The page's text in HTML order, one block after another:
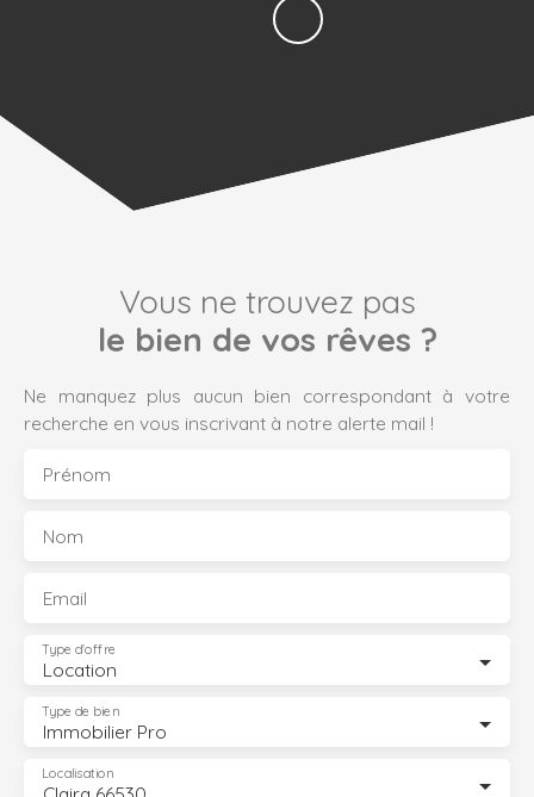
Vous ne trouvez pas
le bien de vos rêves ?
Ne manquez plus aucun bien correspondant à votre
recherche en vous inscrivant à notre alerte mail !
Prénom
Nom
Email
Location
Type d'offre
Immobilier Pro
Type de bien
Localisation